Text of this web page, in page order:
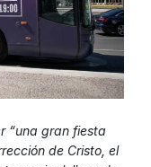
“una gran fiesta
de Cristo, el